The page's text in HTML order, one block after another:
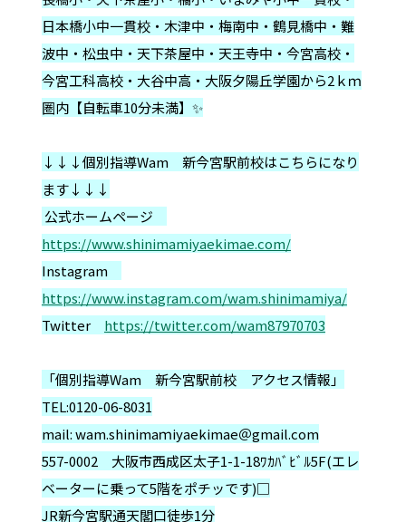
日本橋小中一貫校・木津中・梅南中・鶴見橋中・難
波中・松虫中・天下茶屋中・天王寺中・今宮高校・
今宮工科高校・大谷中高・大阪夕陽丘学園から2ｋｍ
圏内【自転車10分未満】✨
↓↓↓個別指導Wam 新今宮駅前校はこちらになり
ます↓↓↓
公式ホームページ
https://www.shinimamiyaekimae.com/
Instagram
https://www.instagram.com/wam.shinimamiya/
Twitter https://twitter.com/wam87970703
「個別指導Wam 新今宮駅前校 アクセス情報」
TEL:0120-06-8031
mail: wam.shinimaｍiyaekimae＠gmail.com
557-0002 大阪市西成区太子1-1-18ﾜｶﾊﾞﾋﾞﾙ5F(エレ
ベーターに乗って5階をポチッです)□
JR新今宮駅通天閣口徒歩1分